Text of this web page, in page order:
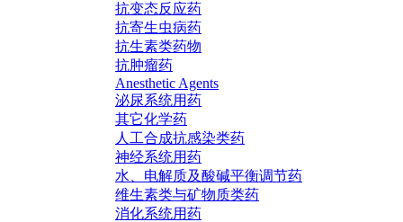
抗变态反应药
抗寄生虫病药
抗生素类药物
抗肿瘤药
Anesthetic Agents
泌尿系统用药
其它化学药
人工合成抗感染类药
神经系统用药
水、电解质及酸碱平衡调节药
维生素类与矿物质类药
消化系统用药